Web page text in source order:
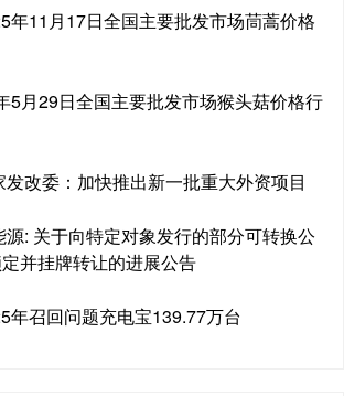
年11月17日全国主要批发市场茼蒿价格
5月29日全国主要批发市场猴头菇价格行
发改委：加快推出新一批重大外资项目
源: 关于向特定对象发行的部分可转换公
并挂牌转让的进展公告
年召回问题充电宝139.77万台